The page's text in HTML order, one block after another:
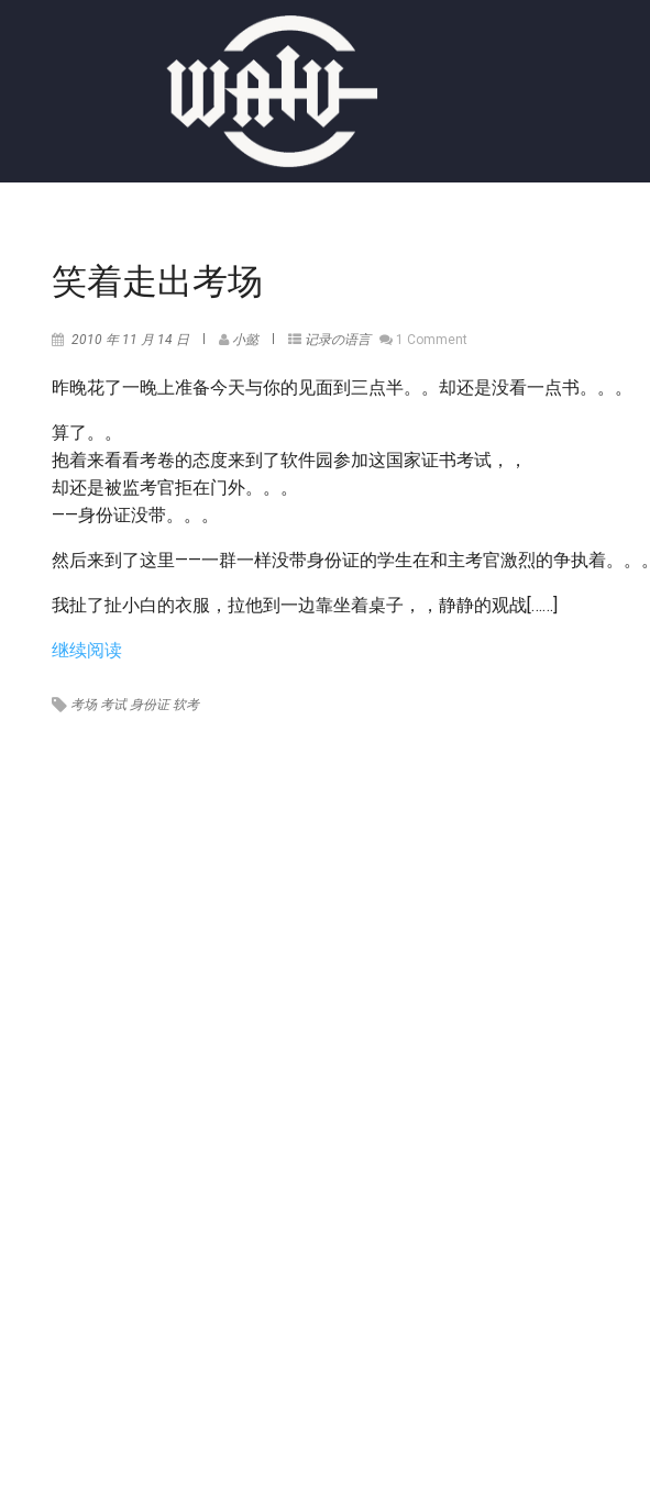
笑着走出考场
2010 年 11 月 14 日 小懿 记录の语言 1 Comment
昨晚花了一晚上准备今天与你的见面到三点半。。却还是没看一点书。。。
算了。。
抱着来看看考卷的态度来到了软件园参加这国家证书考试，，
却还是被监考官拒在门外。。。
——身份证没带。。。
然后来到了这里——一群一样没带身份证的学生在和主考官激烈的争执着。。。
我扯了扯小白的衣服，拉他到一边靠坐着桌子，，静静的观战[……]
继续阅读
考场 考试 身份证 软考